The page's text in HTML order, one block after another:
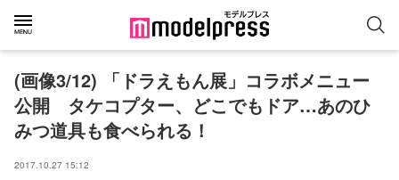
(画像3/12) 「ドラえもん展」コラボメニュー
公開 タケコプター、どこでもドア…あのひ
みつ道具も食べられる！
2017.10.27 15:12